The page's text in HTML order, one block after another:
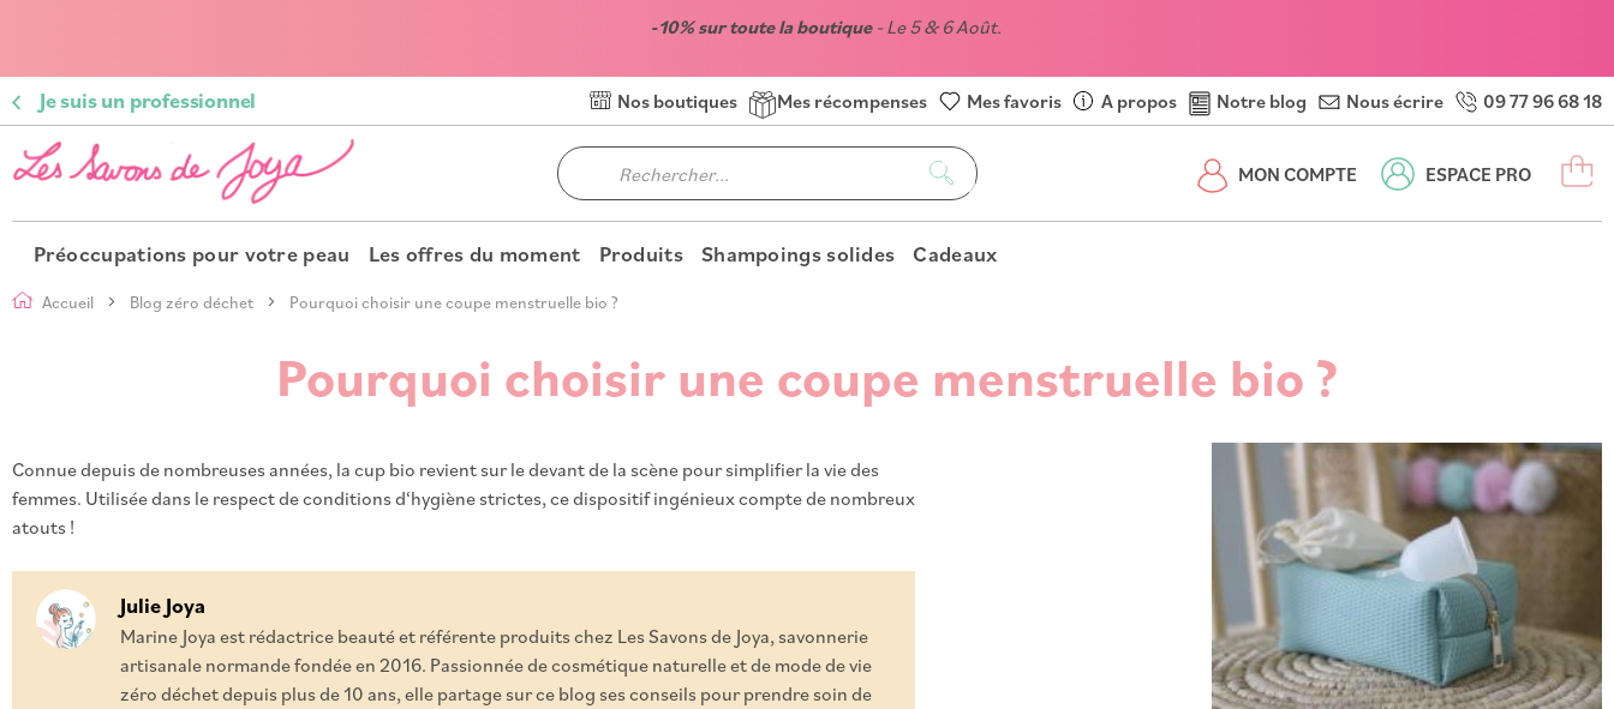
-10% sur toute la boutique- Le 5 & 6 Août.
Je suis un professionnel Nos boutiques Mes récompenses Mes favoris A propos Notre blog Nous écrire 09 77 96 68 18
MON COMPTE ESPACE PRO
Préoccupations pour votre peau Les offres du moment Produits Shampoings solides Cadeaux
Accueil Blog zéro déchet Pourquoi choisir une coupe menstruelle bio ?
Pourquoi choisir une coupe menstruelle bio ?
Connue depuis de nombreuses années, la cup bio revient sur le devant de la scène pour simplifier la vie des
femmes. Utilisée dans le respect de conditions d‘hygiène strictes, ce dispositif ingénieux compte de nombreux
atouts !
Julie Joya
Marine Joya est rédactrice beauté et référente produits chez Les Savons de Joya, savonnerie
artisanale normande fondée en 2016. Passionnée de cosmétique naturelle et de mode de vie
zéro déchet depuis plus de 10 ans, elle partage sur ce blog ses conseils pour prendre soin de